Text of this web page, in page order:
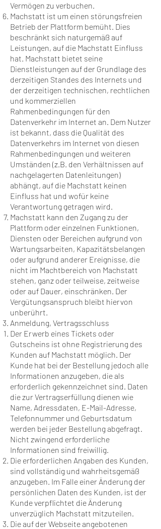
Vermögen zu verbuchen.
Machstatt ist um einen störungsfreien
Betrieb der Plattform bemüht. Dies
beschränkt sich naturgemäß auf
Leistungen, auf die Machstatt Einfluss
hat. Machstatt bietet seine
Dienstleistungen auf der Grundlage des
derzeitigen Standes des Internets und
der derzeitigen technischen, rechtlichen
und kommerziellen
Rahmenbedingungen für den
Datenverkehr im Internet an. Dem Nutzer
ist bekannt, dass die Qualität des
Datenverkehrs im Internet von diesen
Rahmenbedingungen und weiteren
Umständen (z.B. den Verhältnissen auf
nachgelagerten Datenleitungen)
abhängt, auf die Machstatt keinen
Einfluss hat und wofür keine
Verantwortung getragen wird.
Machstatt kann den Zugang zu der
Plattform oder einzelnen Funktionen,
Diensten oder Bereichen aufgrund von
Wartungsarbeiten, Kapazitätsbelangen
oder aufgrund anderer Ereignisse, die
nicht im Machtbereich von Machstatt
stehen, ganz oder teilweise, zeitweise
oder auf Dauer, einschränken. Der
Vergütungsanspruch bleibt hiervon
unberührt.
Anmeldung, Vertragsschluss
Der Erwerb eines Tickets oder
Gutscheins ist ohne Registrierung des
Kunden auf Machstatt möglich. Der
Kunde hat bei der Bestellung jedoch alle
Informationen anzugeben, die als
erforderlich gekennzeichnet sind. Daten
die zur Vertragserfüllung dienen wie
Name, Adressdaten, E-Mail-Adresse,
Telefonnummer und Geburtsdatum
werden bei jeder Bestellung abgefragt.
Nicht zwingend erforderliche
Informationen sind freiwillig.
Die erforderlichen Angaben des Kunden,
sind vollständig und wahrheitsgemäß
anzugeben. Im Falle einer Änderung der
persönlichen Daten des Kunden, ist der
Kunde verpflichtet die Änderung
unverzüglich Machstatt mitzuteilen.
Die auf der Webseite angebotenen